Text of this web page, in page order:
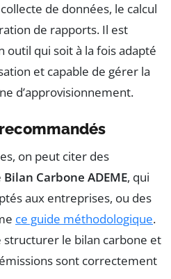
de données, le calcul
de rapports. Il est
outil qui soit à la fois adapté
et capable de gérer la
d’approvisionnement.
on peut citer des
Bilan Carbone ADEME, qui
aux entreprises, ou des
ce guide méthodologique.
le bilan carbone et
sont correctement